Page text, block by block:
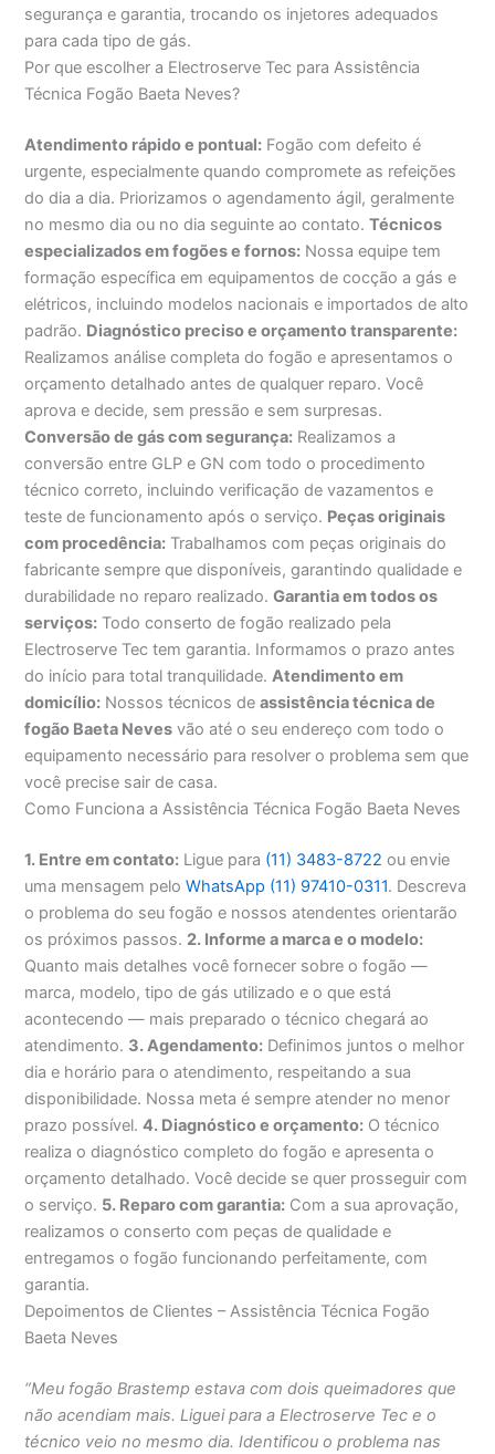
segurança e garantia, trocando os injetores adequados
para cada tipo de gás.
Por que escolher a Electroserve Tec para Assistência
Técnica Fogão Baeta Neves?
Atendimento rápido e pontual: Fogão com defeito é
urgente, especialmente quando compromete as refeições
do dia a dia. Priorizamos o agendamento ágil, geralmente
no mesmo dia ou no dia seguinte ao contato.Técnicos
especializados em fogões e fornos: Nossa equipe tem
formação específica em equipamentos de cocção a gás e
elétricos, incluindo modelos nacionais e importados de alto
padrão. Diagnóstico preciso e orçamento transparente:
Realizamos análise completa do fogão e apresentamos o
orçamento detalhado antes de qualquer reparo. Você
aprova e decide, sem pressão e sem surpresas.
Conversão de gás com segurança: Realizamos a
conversão entre GLP e GN com todo o procedimento
técnico correto, incluindo verificação de vazamentos e
teste de funcionamento após o serviço. Peças originais
com procedência: Trabalhamos com peças originais do
fabricante sempre que disponíveis, garantindo qualidade e
durabilidade no reparo realizado.Garantia em todos os
serviços: Todo conserto de fogão realizado pela
Electroserve Tec tem garantia. Informamos o prazo antes
do início para total tranquilidade.Atendimento em
domicílio: Nossos técnicos deassistência técnica de
fogão Baeta Neves vão até o seu endereço com todo o
equipamento necessário para resolver o problema sem que
você precise sair de casa.
Como Funciona a Assistência Técnica Fogão Baeta Neves
1. Entre em contato: Ligue para (11) 3483-8722 ou envie
uma mensagem peloWhatsApp (11) 97410-0311. Descreva
o problema do seu fogão e nossos atendentes orientarão
os próximos passos. 2. Informe a marca e o modelo:
Quanto mais detalhes você fornecer sobre o fogão —
marca, modelo, tipo de gás utilizado e o que está
acontecendo — mais preparado o técnico chegará ao
atendimento. 3. Agendamento: Definimos juntos o melhor
dia e horário para o atendimento, respeitando a sua
disponibilidade. Nossa meta é sempre atender no menor
prazo possível.4. Diagnóstico e orçamento: O técnico
realiza o diagnóstico completo do fogão e apresenta o
orçamento detalhado. Você decide se quer prosseguir com
o serviço. 5. Reparo com garantia: Com a sua aprovação,
realizamos o conserto com peças de qualidade e
entregamos o fogão funcionando perfeitamente, com
garantia.
Depoimentos de Clientes – Assistência Técnica Fogão
Baeta Neves
“Meu fogão Brastemp estava com dois queimadores que
não acendiam mais. Liguei para a Electroserve Tec e o
técnico veio no mesmo dia. Identificou o problema nas